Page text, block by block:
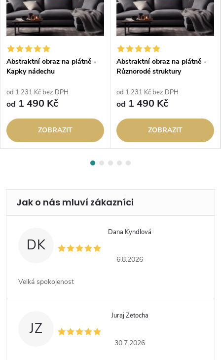
Abstraktní obraz na plátně -
Kapky nádechu
od 1 231 Kč bez DPH
od 1 490 Kč
ZOBRAZIT
Abstraktní obraz na plátně -
Různorodé struktury
od 1 231 Kč bez DPH
od 1 490 Kč
ZOBRAZIT
DK
Dana Kyndlová
6.8.2026
Velká spokojenost
JZ
Juraj Zetocha
30.7.2026